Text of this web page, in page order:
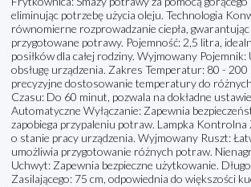
eliminując potrzebę użycia oleju. Technologia
równomierne rozprowadzanie ciepła, gwarantując
przygotowane potrawy. Pojemność: 2,5 litra,
posiłków dla całej rodziny. Wyjmowany Pojemnik:
obsługę urządzenia. Zakres Temperatur: 80 - 200
precyzyjne dostosowanie temperatury do
Czasu: Do 60 minut, pozwala na dokładne
Automatyczne Wyłączanie: Zapewnia
zapobiega przypaleniu potraw. Lampka
o stanie pracy urządzenia. Wyjmowany Ruszt:
umożliwia przygotowanie różnych potraw.
Uchwyt: Zapewnia bezpieczne użytkowanie.
Zasilającego: 75 cm, odpowiednia do większości